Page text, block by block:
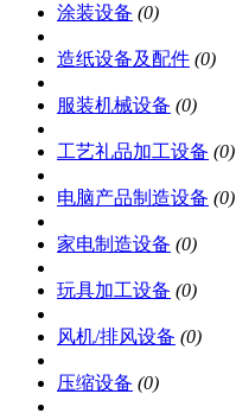
涂装设备 (0)
造纸设备及配件 (0)
服装机械设备 (0)
工艺礼品加工设备 (0)
电脑产品制造设备 (0)
家电制造设备 (0)
玩具加工设备 (0)
风机/排风设备 (0)
压缩设备 (0)